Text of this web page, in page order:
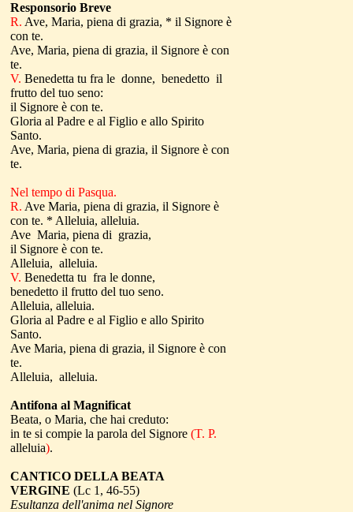
Responsorio Breve
R. Ave, Maria, piena di grazia, * il Signore è
con te.
Ave, Maria, piena di grazia, il Signore è con
te.
V. Benedetta tu fra le donne, benedetto il
frutto del tuo seno:
il Signore è con te.
Gloria al Padre e al Figlio e allo Spirito
Santo.
Ave, Maria, piena di grazia, il Signore è con
te.
Nel tempo di Pasqua.
R. Ave Maria, piena di grazia, il Signore è
con te. * Alleluia, alleluia.
Ave Maria, piena di grazia,
il Signore è con te.
Alleluia, alleluia.
V. Benedetta tu fra le donne,
benedetto il frutto del tuo seno.
Alleluia, alleluia.
Gloria al Padre e al Figlio e allo Spirito
Santo.
Ave Maria, piena di grazia, il Signore è con
te.
Alleluia, alleluia.
Antifona al Magnificat
Beata, o Maria, che hai creduto:
in te si compie la parola del Signore (T. P.
alleluia).
CANTICO DELLA BEATA
VERGINE (Lc 1, 46-55)
Esultanza dell'anima nel Signore